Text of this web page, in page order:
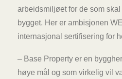
arbeidsmiljøet for de som
bygget. Her er ambisjonen
internasjonal sertifisering for
– Base Property er en
høye mål og som virkelig vil